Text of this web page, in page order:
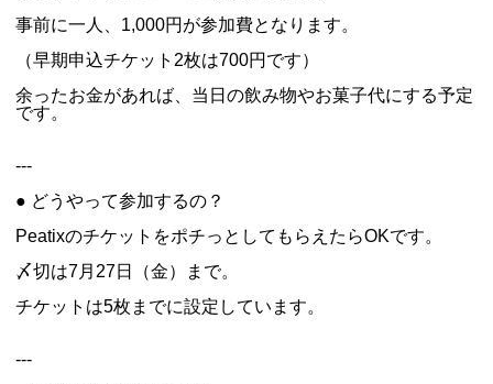
事前に一人、1,000円が参加費となります。
（早期申込チケット2枚は700円です）
余ったお金があれば、当日の飲み物やお菓子代にする予定
です。
---
● どうやって参加するの？
PeatixのチケットをポチっとしてもらえたらOKです。
〆切は7月27日（金）まで。
チケットは5枚までに設定しています。
---